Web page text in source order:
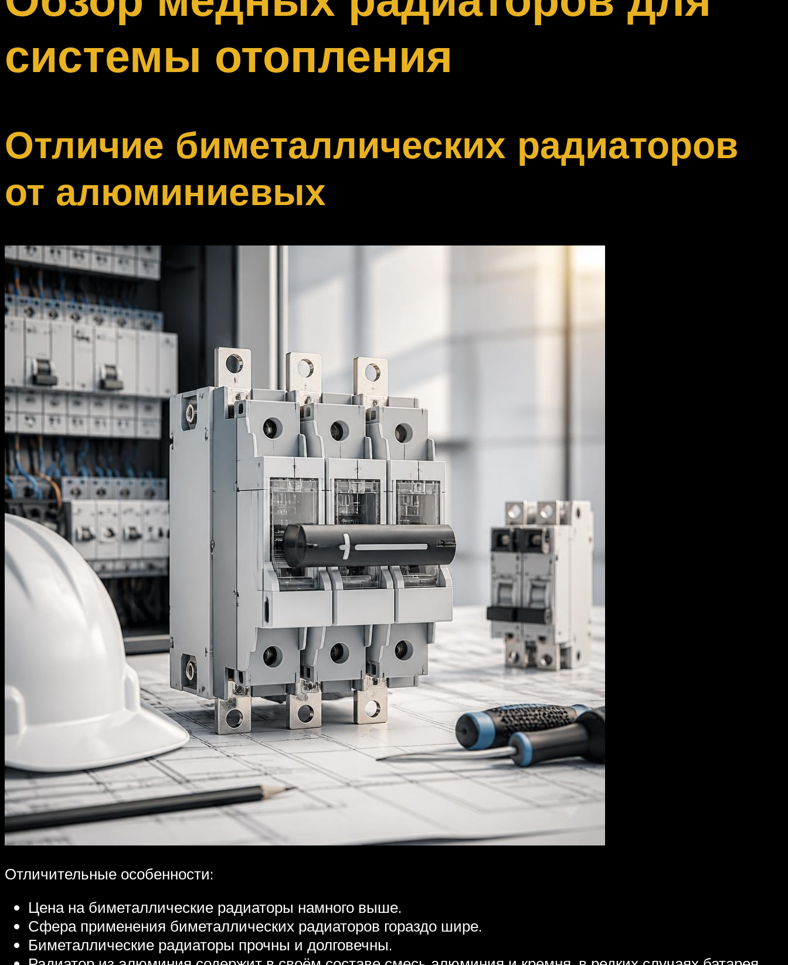
системы отопления
Отличие биметаллических радиаторов
от алюминиевых
Отличительные особенности:
Цена на биметаллические радиаторы намного выше.
Сфера применения биметаллических радиаторов гораздо шире.
Биметаллические радиаторы прочны и долговечны.